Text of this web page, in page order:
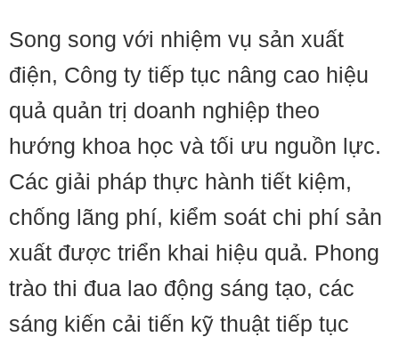
Song song với nhiệm vụ sản xuất
điện, Công ty tiếp tục nâng cao hiệu
quả quản trị doanh nghiệp theo
hướng khoa học và tối ưu nguồn lực.
Các giải pháp thực hành tiết kiệm,
chống lãng phí, kiểm soát chi phí sản
xuất được triển khai hiệu quả. Phong
trào thi đua lao động sáng tạo, các
sáng kiến cải tiến kỹ thuật tiếp tục